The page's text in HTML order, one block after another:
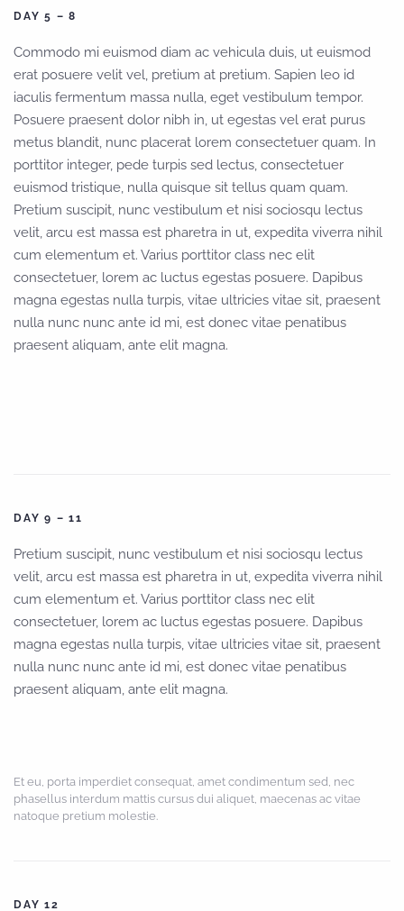
DAY 5 – 8
Commodo mi euismod diam ac vehicula duis, ut euismod
erat posuere velit vel, pretium at pretium. Sapien leo id
iaculis fermentum massa nulla, eget vestibulum tempor.
Posuere praesent dolor nibh in, ut egestas vel erat purus
metus blandit, nunc placerat lorem consectetuer quam. In
porttitor integer, pede turpis sed lectus, consectetuer
euismod tristique, nulla quisque sit tellus quam quam.
Pretium suscipit, nunc vestibulum et nisi sociosqu lectus
velit, arcu est massa est pharetra in ut, expedita viverra nihil
cum elementum et. Varius porttitor class nec elit
consectetuer, lorem ac luctus egestas posuere. Dapibus
magna egestas nulla turpis, vitae ultricies vitae sit, praesent
nulla nunc nunc ante id mi, est donec vitae penatibus
praesent aliquam, ante elit magna.
DAY 9 – 11
Pretium suscipit, nunc vestibulum et nisi sociosqu lectus
velit, arcu est massa est pharetra in ut, expedita viverra nihil
cum elementum et. Varius porttitor class nec elit
consectetuer, lorem ac luctus egestas posuere. Dapibus
magna egestas nulla turpis, vitae ultricies vitae sit, praesent
nulla nunc nunc ante id mi, est donec vitae penatibus
praesent aliquam, ante elit magna.
Et eu, porta imperdiet consequat, amet condimentum sed, nec
phasellus interdum mattis cursus dui aliquet, maecenas ac vitae
natoque pretium molestie.
DAY 12